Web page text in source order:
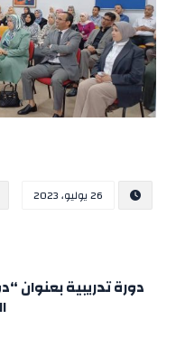
26 يوليو، 2023
دورة تدريبية بعنوان